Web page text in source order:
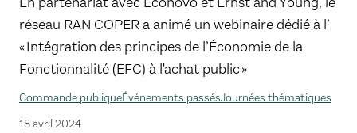
réseau RAN COPER a animé un webinaire dédié à l’
« Intégration des principes de l’Économie de la
Fonctionnalité (EFC) à l'achat public »
Commande publiqueÉvénements passésJournées thématiques
18 avril 2024